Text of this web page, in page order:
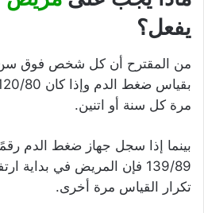
يفعل؟
من المقترح أن كل شخص فوق سن
مرة كل سنة أو اتنين.
139/89 فإن المريض في بداية
تكرار القياس مرة أخرى.